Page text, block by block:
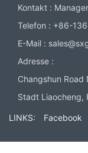
Kontakt :
Telefon : +86-
E-Mail :
Adresse :
Changshun Road
Stadt Liaocheng,
LINKS: Facebook